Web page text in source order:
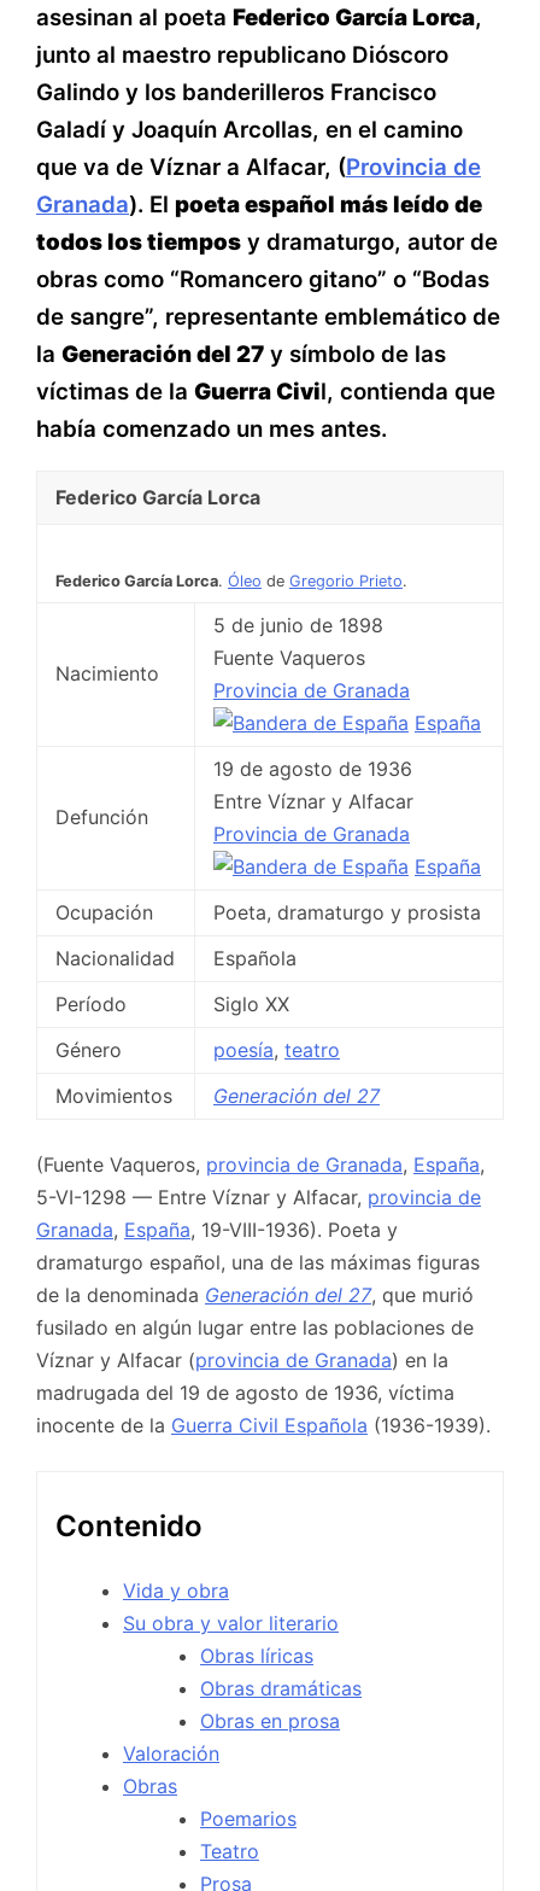
asesinan al poeta Federico García Lorca,
junto al maestro republicano Dióscoro
Galindo y los banderilleros Francisco
Galadí y Joaquín Arcollas, en el camino
que va de Víznar a Alfacar, (Provincia de
Granada). El poeta español más leído de
todos los tiempos y dramaturgo, autor de
obras como “Romancero gitano” o “Bodas
de sangre”, representante emblemático de
la Generación del 27 y símbolo de las
víctimas de la Guerra Civil, contienda que
había comenzado un mes antes.
Federico García Lorca
Federico García Lorca. Óleo de Gregorio Prieto.
Nacimiento
5 de junio de 1898
Fuente Vaqueros
Provincia de Granada
España
Defunción
19 de agosto de 1936
Entre Víznar y Alfacar
Provincia de Granada
España
Ocupación
Poeta, dramaturgo y prosista
Nacionalidad
Española
Período
Siglo XX
Género
poesía, teatro
Movimientos
Generación del 27
(Fuente Vaqueros, provincia de Granada, España,
5-VI-1298 — Entre Víznar y Alfacar, provincia de
Granada, España, 19-VIII-1936). Poeta y
dramaturgo español, una de las máximas figuras
de la denominada Generación del 27, que murió
fusilado en algún lugar entre las poblaciones de
Víznar y Alfacar (provincia de Granada) en la
madrugada del 19 de agosto de 1936, víctima
inocente de la Guerra Civil Española (1936-1939).
Contenido
Vida y obra
Su obra y valor literario
Obras líricas
Obras dramáticas
Obras en prosa
Valoración
Obras
Poemarios
Teatro
Prosa